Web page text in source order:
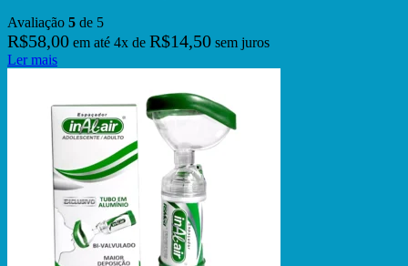
Avaliação 5 de 5
R$58,00 em até 4x de R$14,50 sem juros
Ler mais